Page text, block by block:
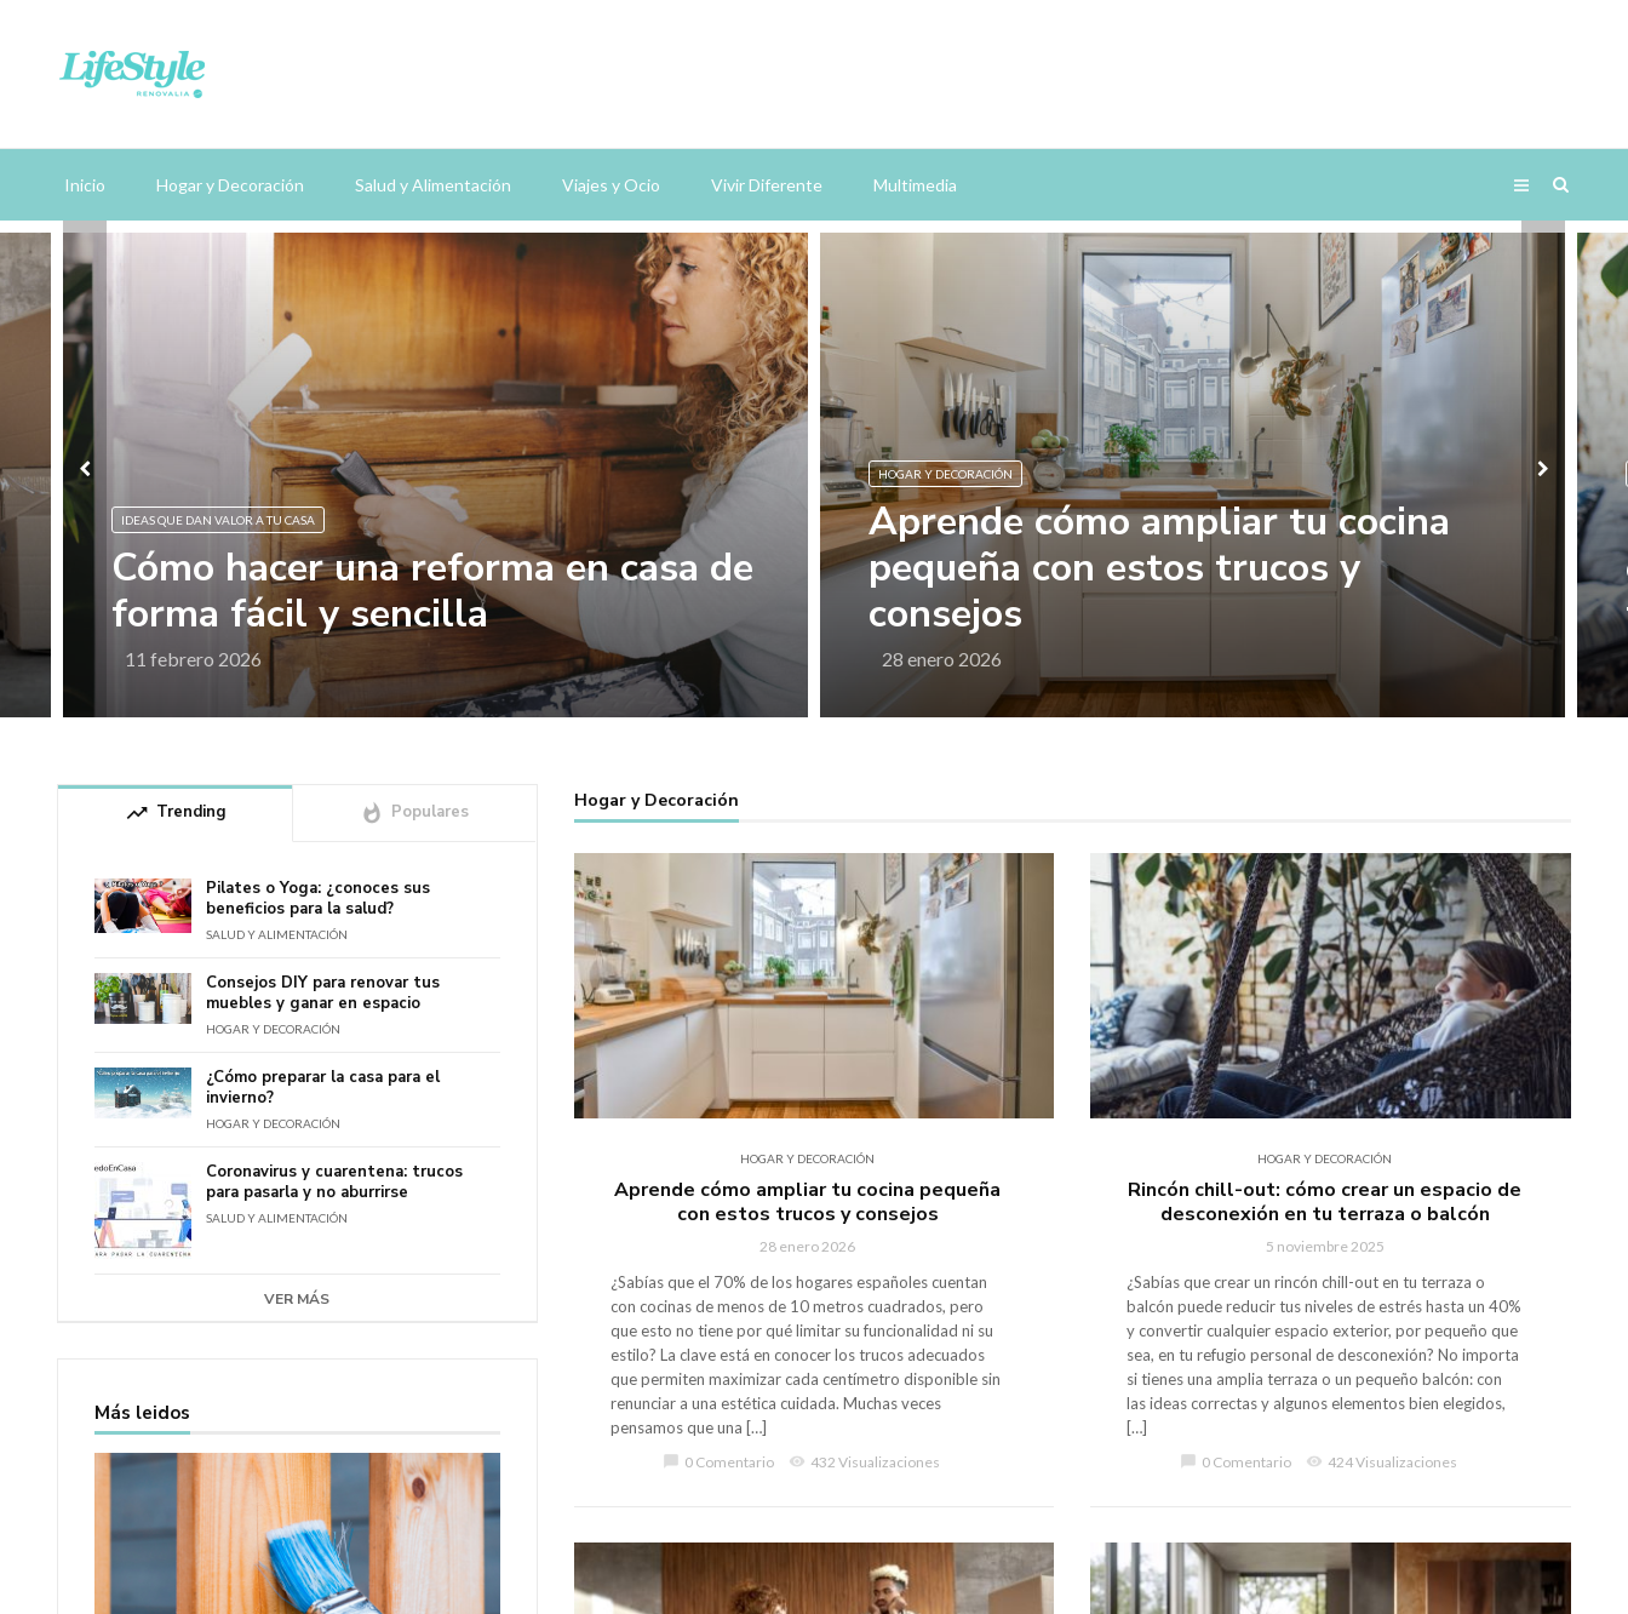
Inicio Hogar y Decoración Salud y Alimentación Viajes y Ocio Vivir Diferente Multimedia
IDEAS QUE DAN VALOR A TU CASA
Cómo hacer una reforma en casa de
forma fácil y sencilla
11 febrero 2026
HOGAR Y DECORACIÓN
Aprende cómo ampliar tu cocina
pequeña con estos trucos y
consejos
28 enero 2026
Hogar y Decoración
HOGAR Y DECORACIÓN
Aprende cómo ampliar tu cocina pequeña
con estos trucos y consejos
28 enero 2026
¿Sabías que el 70% de los hogares españoles cuentan
con cocinas de menos de 10 metros cuadrados, pero
que esto no tiene por qué limitar su funcionalidad ni su
estilo? La clave está en conocer los trucos adecuados
que permiten maximizar cada centímetro disponible sin
renunciar a una estética cuidada. Muchas veces
pensamos que una […]
chat_bubble 0 Comentario visibility 432 Visualizaciones
HOGAR Y DECORACIÓN
Rincón chill-out: cómo crear un espacio de
desconexión en tu terraza o balcón
5 noviembre 2025
¿Sabías que crear un rincón chill-out en tu terraza o
balcón puede reducir tus niveles de estrés hasta un 40%
y convertir cualquier espacio exterior, por pequeño que
sea, en tu refugio personal de desconexión? No importa
si tienes una amplia terraza o un pequeño balcón: con
las ideas correctas y algunos elementos bien elegidos,
[…]
chat_bubble 0 Comentario visibility 424 Visualizaciones
trending_up Trending whatshot Populares
Pilates o Yoga: ¿conoces sus
beneficios para la salud?
SALUD Y ALIMENTACIÓN
Consejos DIY para renovar tus
muebles y ganar en espacio
HOGAR Y DECORACIÓN
¿Cómo preparar la casa para el
invierno?
HOGAR Y DECORACIÓN
Coronavirus y cuarentena: trucos
para pasarla y no aburrirse
SALUD Y ALIMENTACIÓN
VER MÁS
Más leidos